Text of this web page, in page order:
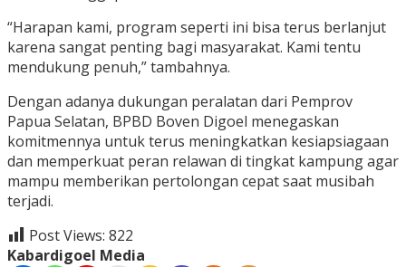
“Harapan kami, program seperti ini bisa terus berlanjut
karena sangat penting bagi masyarakat. Kami tentu
mendukung penuh,” tambahnya.
Dengan adanya dukungan peralatan dari Pemprov
Papua Selatan, BPBD Boven Digoel menegaskan
komitmennya untuk terus meningkatkan kesiapsiagaan
dan memperkuat peran relawan di tingkat kampung agar
mampu memberikan pertolongan cepat saat musibah
terjadi.
Post Views: 822
Kabardigoel Media